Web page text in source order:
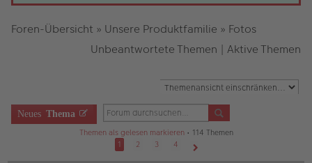
Foren-Übersicht » Unsere Produktfamilie » Fotos
Unbeantwortete Themen | Aktive Themen
Neues Thema
Themen als gelesen markieren• 114 Themen
1
2 3
4